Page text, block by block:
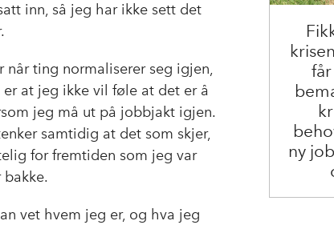
ny
inn, så jeg har ikke sett det
ting normaliserer seg igjen,
at jeg ikke vil føle at det er å
jeg må ut på jobbjakt igjen.
samtidig at det som skjer,
for fremtiden som jeg var
vet hvem jeg er, og hva jeg